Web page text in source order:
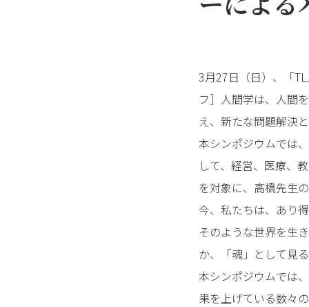
3月27日（日）、「
フ］人間学は、人間
え、新たな問題解決
本シンポジウムでは
して、経営、医療、
を対象に、高橋先生
今、私たちは、あり
そのような世界を生
か、「魂」として見
本シンポジウムでは
果を上げている数々